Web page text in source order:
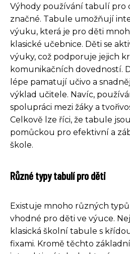
Výhody používání tabulí pro
značné. Tabule umožňují
výuku, která je pro děti
klasické učebnice. Děti se
výuky, což podporuje jejich
komunikačních dovedností.
lépe pamatují učivo a
výklad učitele. Navíc,
spolupráci mezi žáky a
Celkově lze říci, že tabule
pomůckou pro efektivní a
škole.
Různé typy tabulí pro děti
Existuje mnoho různých
vhodné pro děti ve výuce.
klasická školní tabule s
fixami. Kromě těchto